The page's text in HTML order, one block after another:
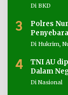
Di BKD
3
Polres
Di Hukrim,
4
TNI AU
Dalam
Di Nasional